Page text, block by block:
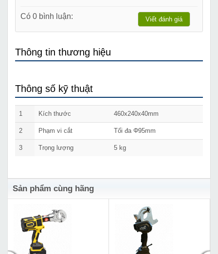
Có 0 bình luận: Viết đánh giá
Thông tin thương hiệu
Thông số kỹ thuật
1 Kích thước 460x240x40mm
2 Phạm vi cắt Tối đa Φ95mm
3 Trọng lượng 5 kg
Sản phẩm cùng hãng